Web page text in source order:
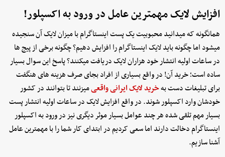
افزایش لایک مهمترین عامل در ورود به اکسپلور!
همانگونه که میدانید محبوبیت یک پست اینستاگرام با میزان لایک آن سنجیده
میشود اما چگونه باید لایک اینستاگرام را افزایش دهیم؟ چگونه برخی از پیج ها
در ساعات اولیه انتشار خود هزاران لایک دریافت میکنند؟ پاسخ این سوال بسیار
ساده است؛ خرید آن! در واقع بسیاری از افراد بجای صرف هزینه های هنگفت
برای تبلیغات دست بهخرید لایک ایرانی واقعیمیزنند تا بتوانند در کشور
خودشان وارد اکسپلور شوند. در واقع افزایش لایک در ساعات اولیه انتشار پست
بسیار مهم تلقی شده هر چند عوامل بسیار موثر دیگری نیز در ورود به اکسپلور
اینستاگرام دخالت دارند اما سعی کردیم در ابتدای کار شما را با مهمترین عامل
آشنا سازیم.